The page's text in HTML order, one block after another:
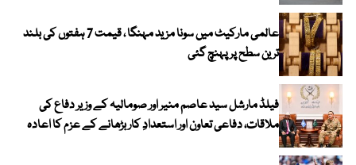
عالمی مارکیٹ میں سونا مزید مہنگا ، قیمت 7 ہفتوں کی بلند
ترین سطح پر پہنچ گئی
فیلڈ مارشل سید عاصم منیر اور صومالیہ کے وزیر دفاع کی
ملاقات، دفاعی تعاون اور استعدادِ کار بڑھانے کے عزم کا اعادہ